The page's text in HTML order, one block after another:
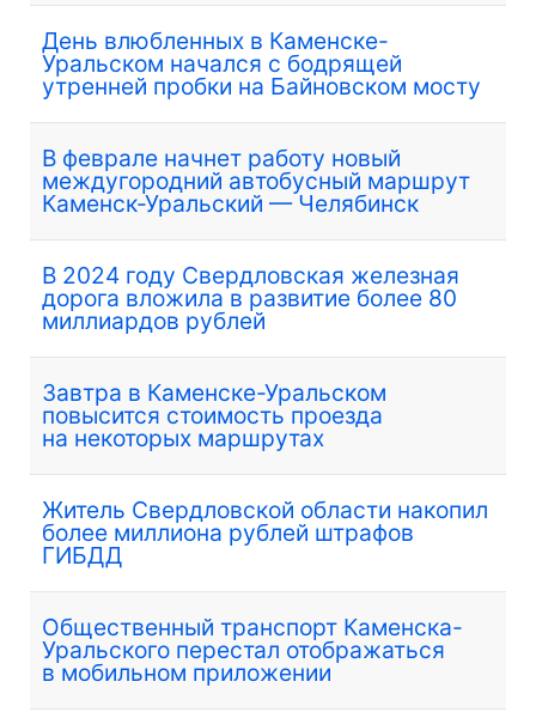
День влюбленных в Каменске-
Уральском начался с бодрящей
утренней пробки на Байновском мосту
В феврале начнет работу новый
междугородний автобусный маршрут
Каменск-Уральский — Челябинск
В 2024 году Свердловская железная
дорога вложила в развитие более 80
миллиардов рублей
Завтра в Каменске-Уральском
повысится стоимость проезда
на некоторых маршрутах
Житель Свердловской области накопил
более миллиона рублей штрафов
ГИБДД
Общественный транспорт Каменска-
Уральского перестал отображаться
в мобильном приложении